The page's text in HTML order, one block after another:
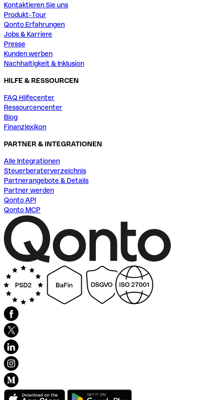
Kontaktieren Sie uns
Produkt-Tour
Qonto Erfahrungen
Jobs & Karriere
Presse
Kunden werben
Nachhaltigkeit & Inklusion
HILFE & RESSOURCEN
FAQ Hilfecenter
Ressourcencenter
Blog
Finanzlexikon
PARTNER & INTEGRATIONEN
Alle Integrationen
Steuerberaterverzeichnis
Partnerangebote & Details
Partner werden
Qonto API
Qonto MCP